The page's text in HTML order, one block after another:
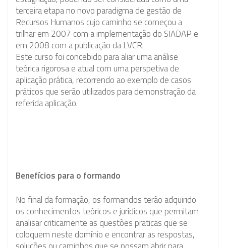
terceira etapa no novo paradigma de gestão de
Recursos Humanos cujo caminho se começou a
trilhar em 2007 com a implementação do SIADAP e
em 2008 com a publicação da LVCR.
Este curso foi concebido para aliar uma análise
teórica rigorosa e atual com uma perspetiva de
aplicação prática, recorrendo ao exemplo de casos
práticos que serão utilizados para demonstração da
referida aplicação.
Benefícios para o formando
No final da formação, os formandos terão adquirido
os conhecimentos teóricos e jurídicos que permitam
analisar criticamente as questões praticas que se
coloquem neste domínio e encontrar as respostas,